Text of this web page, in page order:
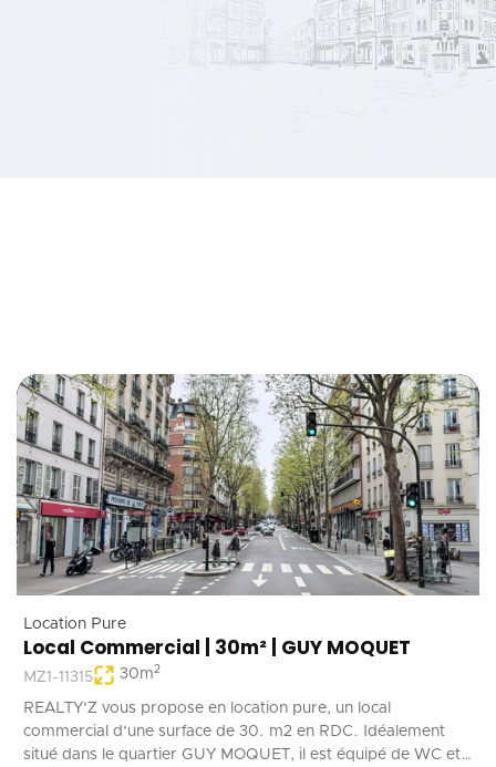
Location Pure
Local Commercial | 30m² | GUY MOQUET
MZ1-11315 30m2
REALTY'Z vous propose en location pure, un local
commercial d'une surface de 30. m2 en RDC. Idéalement
situé dans le quartier GUY MOQUET, il est équipé de WC et